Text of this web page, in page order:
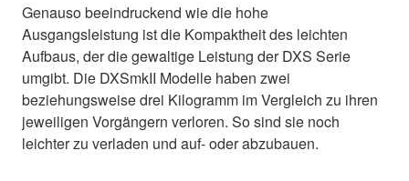
Genauso beeindruckend wie die hohe
Ausgangsleistung ist die Kompaktheit des leichten
Aufbaus, der die gewaltige Leistung der DXS Serie
umgibt. Die DXSmkII Modelle haben zwei
beziehungsweise drei Kilogramm im Vergleich zu ihren
jeweiligen Vorgängern verloren. So sind sie noch
leichter zu verladen und auf- oder abzubauen.